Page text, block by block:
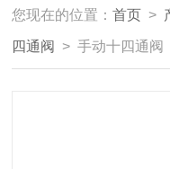
您现在的位置：首页 >
四通阀 > 手动十四通阀